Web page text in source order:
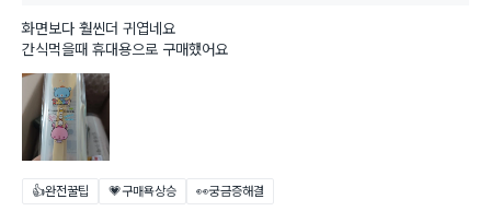
화면보다 훨씬더 귀엽네요
간식먹을때 휴대용으로 구매했어요
👍완전꿀팁 💗구매욕상승 👀궁금증해결